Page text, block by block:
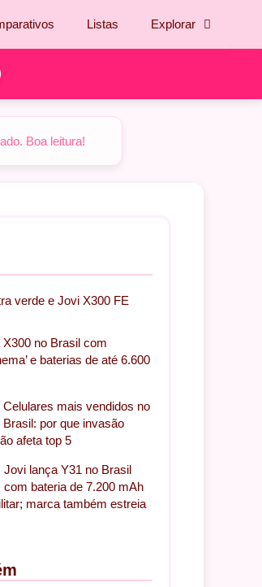
Listas Explorar
Boa leitura!
no Brasil com
e baterias de até 6.600
Celulares mais vendidos no
Brasil: por que invasão
afeta top 5
Jovi lança Y31 no Brasil
com bateria de 7.200 mAh
marca também estreia